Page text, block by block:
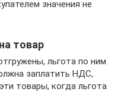
значения не
товар
льгота по ним
заплатить НДС,
товары, когда льгота